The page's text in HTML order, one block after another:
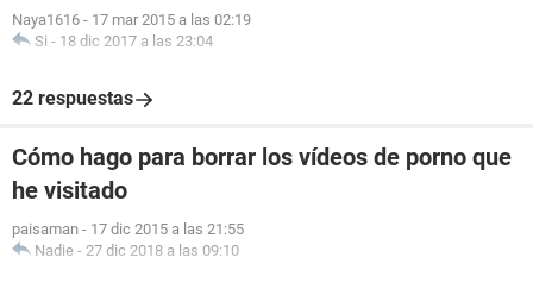
Naya1616 - 17 mar 2015 a las 02:19
Si - 18 dic 2017 a las 23:04
22 respuestas
Cómo hago para borrar los vídeos de porno que
he visitado
paisaman - 17 dic 2015 a las 21:55
Nadie - 27 dic 2018 a las 09:10